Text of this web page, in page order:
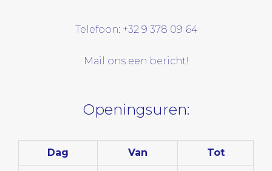
Telefoon: +32 9 378 09 64
Mail ons een bericht!
Openingsuren:
Dag Van Tot